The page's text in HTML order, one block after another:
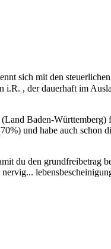
sich mit den
i.R. , der dauerhaft im
Baden-
und habe auch schon
du den grundfreibetrag